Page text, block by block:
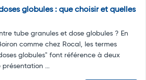
globules : que choisir et quelles
tube granules et dose globules ? En
comme chez Rocal, les termes
globules" font référence à deux
...